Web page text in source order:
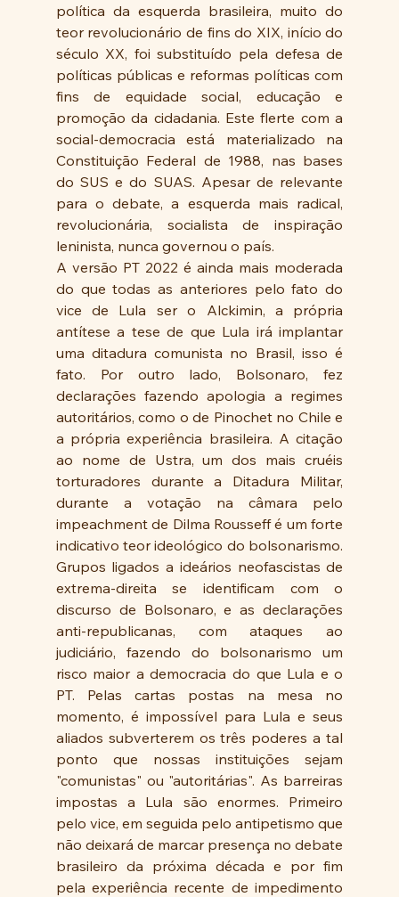
política da esquerda brasileira, muito do
teor revolucionário de fins do XIX, início do
século XX, foi substituído pela defesa de
políticas públicas e reformas políticas com
fins de equidade social, educação e
promoção da cidadania. Este flerte com a
social-democracia está materializado na
Constituição Federal de 1988, nas bases
do SUS e do SUAS. Apesar de relevante
para o debate, a esquerda mais radical,
revolucionária, socialista de inspiração
leninista, nunca governou o país.
A versão PT 2022 é ainda mais moderada
do que todas as anteriores pelo fato do
vice de Lula ser o Alckimin, a própria
antítese a tese de que Lula irá implantar
uma ditadura comunista no Brasil, isso é
fato. Por outro lado, Bolsonaro, fez
declarações fazendo apologia a regimes
autoritários, como o de Pinochet no Chile e
a própria experiência brasileira. A citação
ao nome de Ustra, um dos mais cruéis
torturadores durante a Ditadura Militar,
durante a votação na câmara pelo
impeachment de Dilma Rousseff é um forte
indicativo teor ideológico do bolsonarismo.
Grupos ligados a ideários neofascistas de
extrema-direita se identificam com o
discurso de Bolsonaro, e as declarações
anti-republicanas, com ataques ao
judiciário, fazendo do bolsonarismo um
risco maior a democracia do que Lula e o
PT. Pelas cartas postas na mesa no
momento, é impossível para Lula e seus
aliados subverterem os três poderes a tal
ponto que nossas instituições sejam
"comunistas" ou "autoritárias". As barreiras
impostas a Lula são enormes. Primeiro
pelo vice, em seguida pelo antipetismo que
não deixará de marcar presença no debate
brasileiro da próxima década e por fim
pela experiência recente de impedimento